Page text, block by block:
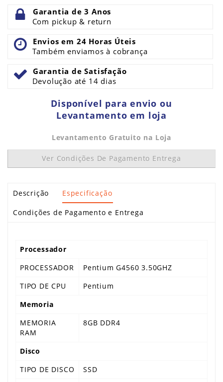
Garantia de 3 Anos
Com pickup & return
Envios em 24 Horas Úteis
Também enviamos à cobrança
Garantia de Satisfação
Devolução até 14 dias
Disponível para envio ou
Levantamento em loja
Levantamento Gratuito na Loja
Ver Condições De Pagamento Entrega
Descrição Especificação
Condições de Pagamento e Entrega
Processador
PROCESSADOR
Pentium G4560 3.50GHZ
TIPO DE CPU
Pentium
Memoria
MEMORIA
RAM
8GB DDR4
Disco
TIPO DE DISCO
SSD